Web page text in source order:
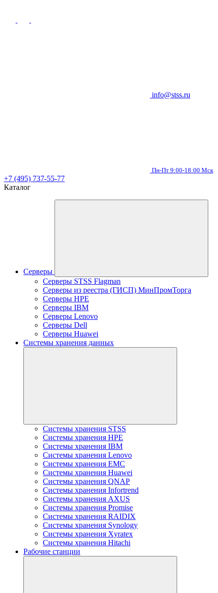
info@stss.ru
Пн-Пт 9:00-18:00 Мск
+7 (495) 737-55-77
Каталог
Серверы
Серверы STSS Flagman
Серверы из реестра (ГИСП) МинПромТорга
Серверы HPE
Серверы IBM
Серверы Lenovo
Серверы Dell
Серверы Huawei
Системы хранения данных
Системы хранения STSS
Системы хранения HPE
Системы хранения IBM
Системы хранения Lenovo
Системы хранения EMC
Системы хранения Huawei
Системы хранения QNAP
Системы хранения Infortrend
Системы хранения AXUS
Системы хранения Promise
Системы хранения RAIDIX
Системы хранения Synology
Системы хранения Xyratex
Системы хранения Hitachi
Рабочие станции